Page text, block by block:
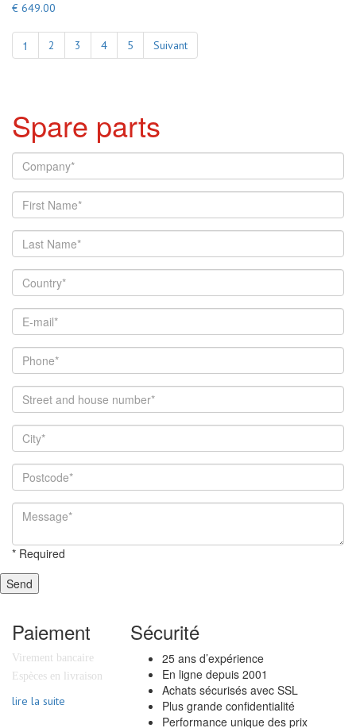
€ 649.00
1 2 3 4 5 Suivant
Spare parts
* Required
Send
Paiement
Virement bancaire
Espèces en livraison
lire la suite
Sécurité
25 ans d’expérience
En ligne depuis 2001
Achats sécurisés avec SSL
Plus grande confidentialité
Performance unique des prix